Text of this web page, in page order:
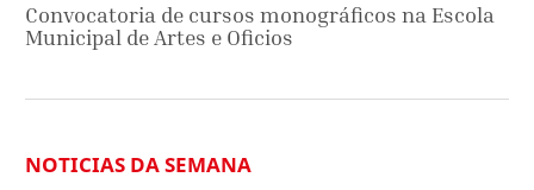
Convocatoria de cursos monográficos na Escola
Municipal de Artes e Oficios
NOTICIAS DA SEMANA